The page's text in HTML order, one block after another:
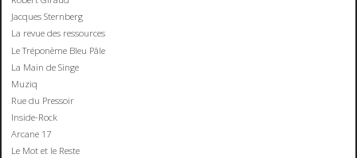
Jacques Sternberg
La revue des ressources
Le Tréponème Bleu Pâle
La Main de Singe
Muziq
Rue du Pressoir
Inside-Rock
Arcane 17
Le Mot et le Reste